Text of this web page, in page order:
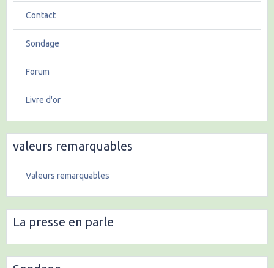
Contact
Sondage
Forum
Livre d'or
valeurs remarquables
Valeurs remarquables
La presse en parle